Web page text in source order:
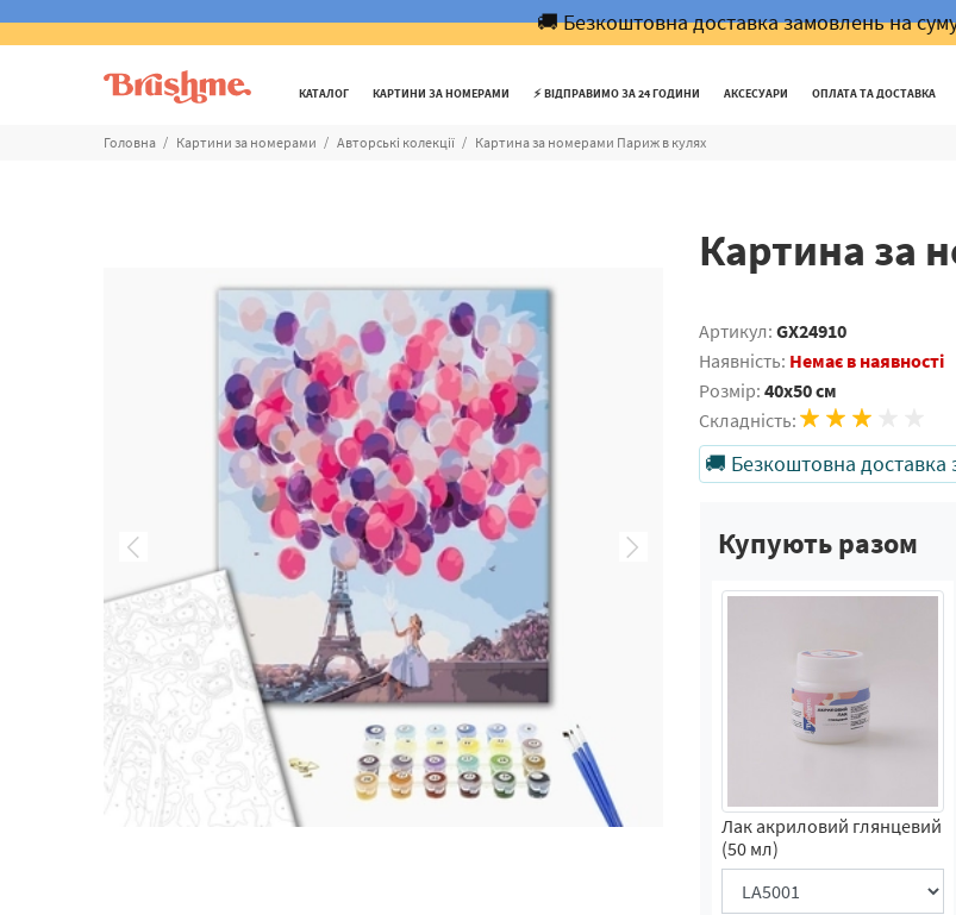
🚚 Безкоштовна доставка замовлень на
КАТАЛОГ КАРТИНИ ЗА НОМЕРАМИ ⚡️ ВІДПРАВИМО ЗА 24 ГОДИНИ АКСЕСУАРИ ОПЛАТА ТА ДОСТАВКА
Головна Картини за номерами Авторські колекції Картина за номерами Париж в кулях
Картина за
Артикул: GX24910
Наявність: Немає в наявності
Розмір: 40x50 см
Складність:
🚚 Безкоштовна доставка
Купують разом
Лак акриловий глянцевий
(50 мл)